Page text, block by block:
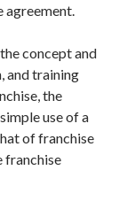
agreement.
concept and
and training
the
use of a
of franchise
franchise